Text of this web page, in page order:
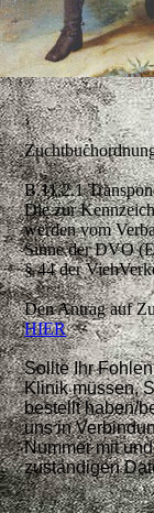
B.11.2.1
Die zur
werden vom
Sinne der DVO
§ 44 der
Den Antrag auf
HIER
Sollte Ihr
Klinik müssen,
bestellt haben/
uns in
Nummer mit
zuständigen